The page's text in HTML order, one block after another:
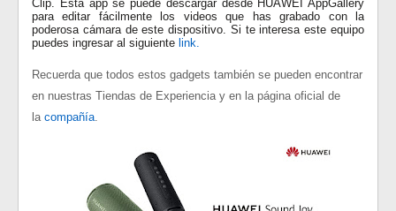
Clip. Esta app se puede descargar desde HUAWEI AppGallery
para editar fácilmente los videos que has grabado con la
poderosa cámara de este dispositivo. Si te interesa este equipo
puedes ingresar al siguiente link.
Recuerda que todos estos gadgets también se pueden encontrar
en nuestras Tiendas de Experiencia y en la página oficial de
la compañía